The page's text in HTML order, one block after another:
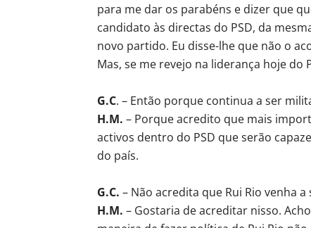
para me dar os parabéns e dizer que
candidato às directas do PSD, da
novo partido. Eu disse-lhe que não o
Mas, se me revejo na liderança hoje do
G.C. – Então porque continua a ser
H.M. – Porque acredito que mais
activos dentro do PSD que serão
do país.
G.C. – Não acredita que Rui Rio venha
H.M. – Gostaria de acreditar nisso.